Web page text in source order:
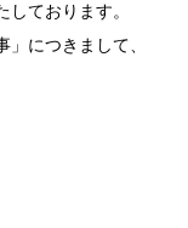
ております。
につきまして、